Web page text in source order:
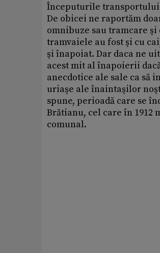
Începuturile transportului
De obicei ne raportăm
omnibuze sau tramcare
tramvaiele au fost şi cu
şi înapoiat. Dar daca ne
acest mit al înapoierii
anecdotice ale sale ca să
uriaşe ale înaintaşilor
spune, perioadă care se
Brătianu, cel care în
comunal.